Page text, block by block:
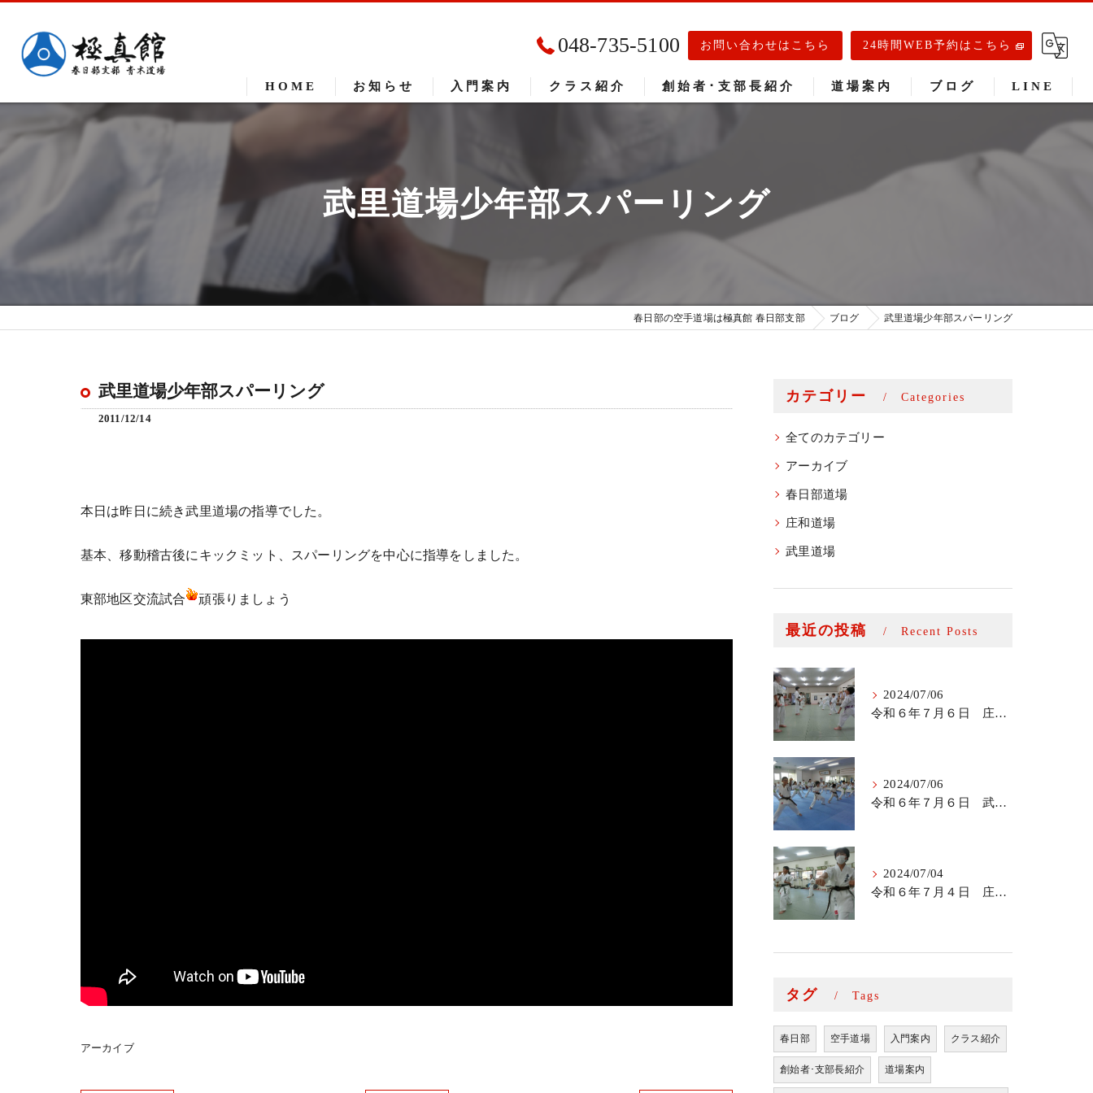
048-735-5100 お問い合わせはこちら 24時間WEB予約はこちら
HOME お知らせ 入門案内 クラス紹介 創始者･支部長紹介 道場案内 ブログ LINE
武里道場少年部スパーリング
春日部の空手道場は極真館 春日部支部 ブログ 武里道場少年部スパーリング
武里道場少年部スパーリング
2011/12/14
本日は昨日に続き武里道場の指導でした。
基本、移動稽古後にキックミット、スパーリングを中心に指導をしました。
東部地区交流試合 頑張りましょう
アーカイブ
カテゴリー Categories
全てのカテゴリー
アーカイブ
春日部道場
庄和道場
武里道場
最近の投稿 Recent Posts
2024/07/06
令和６年７月６日 庄和道場少年部
2024/07/06
令和６年７月６日 武里道場少年部
2024/07/04
令和６年７月４日 庄和道場の稽古
タグ Tags
春日部 空手道場 入門案内 クラス紹介
創始者･支部長紹介 道場案内